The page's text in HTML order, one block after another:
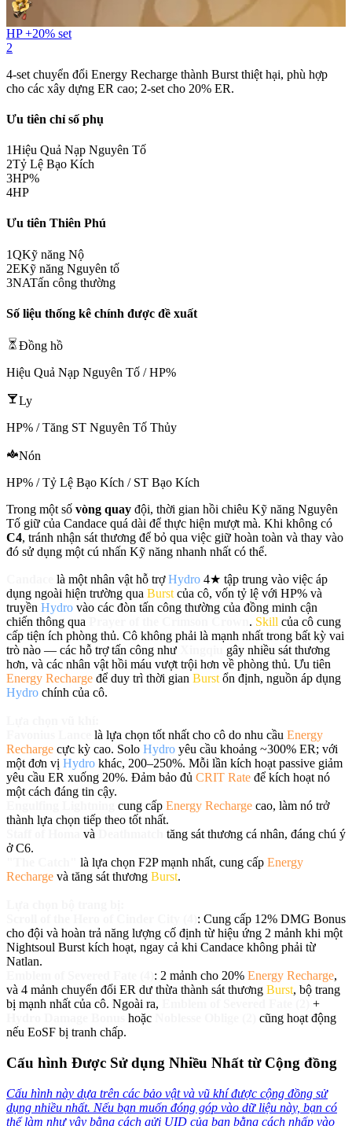
HP +20% set
2
4-set chuyển đổi Energy Recharge thành Burst thiệt hại, phù hợp
cho các xây dựng ER cao; 2-set cho 20% ER.
Ưu tiên chỉ số phụ
1Hiệu Quả Nạp Nguyên Tố
2Tỷ Lệ Bạo Kích
3HP%
4HP
Ưu tiên Thiên Phú
1QKỹ năng Nộ
2EKỹ năng Nguyên tố
3NATấn công thường
Số liệu thống kê chính được đề xuất
Đồng hồ
Hiệu Quả Nạp Nguyên Tố / HP%
Ly
HP% / Tăng ST Nguyên Tố Thủy
Nón
HP% / Tỷ Lệ Bạo Kích / ST Bạo Kích
Trong một số vòng quay đội, thời gian hồi chiêu Kỹ năng Nguyên
Tố giữ của Candace quá dài để thực hiện mượt mà. Khi không có
C4, tránh nhận sát thương để bỏ qua việc giữ hoàn toàn và thay vào
đó sử dụng một cú nhấn Kỹ năng nhanh nhất có thể.
là một nhân vật hỗ trợHydro 4★ tập trung vào việc áp
dụng ngoài hiện trường qua Burst của cô, vốn tỷ lệ với HP% và
truyền Hydro vào các đòn tấn công thường của đồng minh cận
chiến thông qua
. Skill của cô cung
cấp tiện ích phòng thủ. Cô không phải là mạnh nhất trong bất kỳ vai
trò nào — các hỗ trợ tấn công như
gây nhiều sát thương
hơn, và các nhân vật hồi máu vượt trội hơn về phòng thủ. Ưu tiên
Energy Recharge để duy trì thời gian Burst ổn định, nguồn áp dụng
Hydro chính của cô.
là lựa chọn tốt nhất cho cô do nhu cầu Energy
Recharge cực kỳ cao. Solo Hydro yêu cầu khoảng ~300% ER; với
một đơn vị Hydro khác, 200–250%. Mỗi lần kích hoạt passive giảm
yêu cầu ER xuống 20%. Đảm bảo đủ CRIT Rate để kích hoạt nó
một cách đáng tin cậy.
cung cấp Energy Recharge cao, làm nó trở
thành lựa chọn tiếp theo tốt nhất.
và
tăng sát thương cá nhân, đáng chú ý
ở C6.
là lựa chọn F2P mạnh nhất, cung cấp Energy
Recharge và tăng sát thương Burst.
: Cung cấp 12% DMG Bonus
cho đội và hoàn trả năng lượng cố định từ hiệu ứng 2 mảnh khi một
Nightsoul Burst kích hoạt, ngay cả khi Candace không phải từ
Natlan.
: 2 mảnh cho 20% Energy Recharge,
và 4 mảnh chuyển đổi ER dư thừa thành sát thương Burst, bộ trang
bị mạnh nhất của cô. Ngoài ra,
+
hoặc
cũng hoạt động
nếu EoSF bị tranh chấp.
Cấu hình Được Sử dụng Nhiều Nhất từ Cộng đồng
Cấu hình này dựa trên các bảo vật và vũ khí được cộng đồng sử
dụng nhiều nhất. Nếu bạn muốn đóng góp vào dữ liệu này, bạn có
thể làm như vậy bằng cách gửi UID của bạn bằng cách nhấp vào